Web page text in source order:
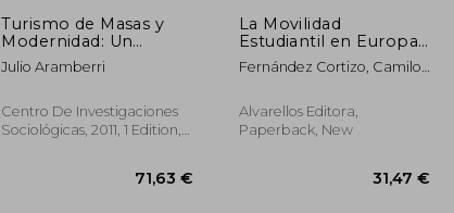
Turismo de Masas y
Modernidad: Un
Enfoque Sociológico
Julio Aramberri
Centro De Investigaciones
Sociológicas, 2011, 1 Edition,
La Movilidad
Estudiantil en Europa
y América (Siglos Xiii a
Xxi): De la
Academica" al
Programa Erasmus (in
Fernández Cortizo, Camilo
Luis
Alvarellos Editora,
Paperback, New